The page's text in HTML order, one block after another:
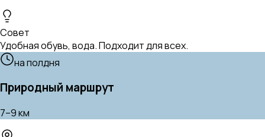
Совет
Удобная обувь, вода. Подходит для всех.
на полдня
Природный маршрут
7–9 км